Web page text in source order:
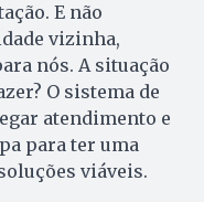
E não
vizinha,
nós. A situação
O sistema de
atendimento e
para ter uma
viáveis.